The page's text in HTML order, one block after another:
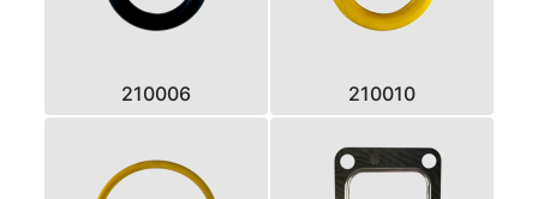
210006 210010